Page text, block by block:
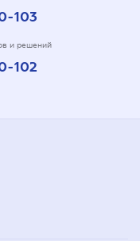
103
и решений
102